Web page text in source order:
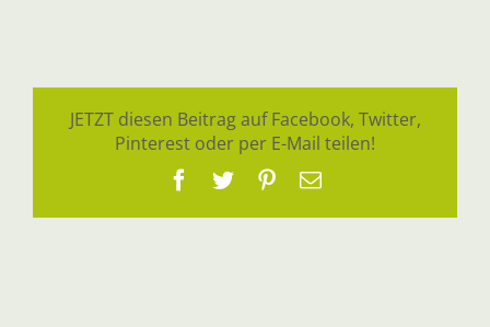
JETZT diesen Beitrag auf Facebook, Twitter,
Pinterest oder per E-Mail teilen!
Facebook
TwitterPinterest
E-